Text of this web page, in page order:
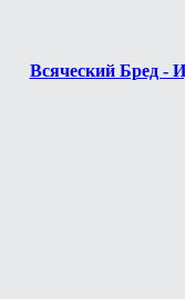
Всяческий Бред -